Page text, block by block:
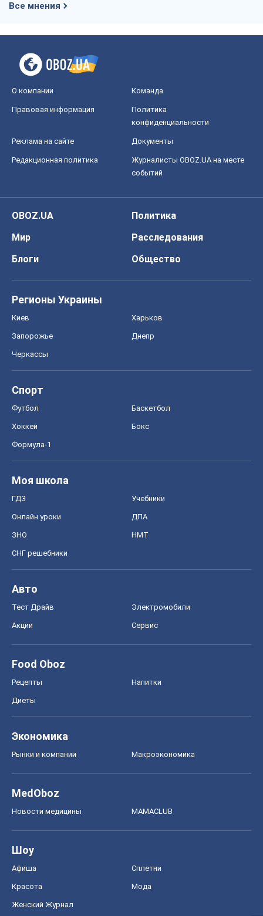
Все мнения
О компании Команда
Правовая информация
Политика
конфиденциальности
Реклама на сайте Документы
Редакционная политика
Журналисты OBOZ.UA на месте
событий
OBOZ.UA
Политика
Мир
Расследования
Блоги
Общество
Регионы Украины
Киев Харьков
Запорожье Днепр
Черкассы
Спорт
Футбол Баскетбол
Хоккей Бокс
Формула-1
Моя школа
ГДЗ Учебники
Онлайн уроки ДПА
ЗНО НМТ
СНГ решебники
Авто
Тест Драйв Электромобили
Акции Сервис
Food Oboz
Рецепты Напитки
Диеты
Экономика
Рынки и компании Mакроэкономика
MedOboz
Новости медицины MAMACLUB
Шоу
Афиша Сплетни
Красота Мода
Женский Журнал